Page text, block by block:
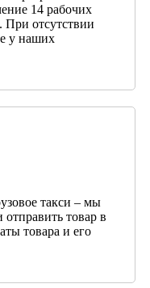
14 рабочих
отсутствии
у наших
такси – мы
товар в
товара и его